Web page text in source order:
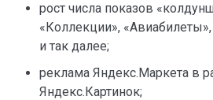
рост числа показов
«Коллекции», «Авиабилеты»,
и так далее;
реклама Яндекс.Маркета в
Яндекс.Картинок;